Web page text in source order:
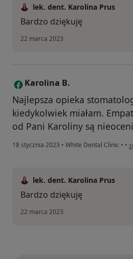
lek. dent. Karolina Prus
Bardzo dziękuję
22 marca 2023
K Karolina B.
Najlepsza opieka
kiedykolwiek miałam.
od Pani Karoliny są
18 stycznia 2023 • White Dental Clinic • •
lek. dent. Karolina Prus
Bardzo dziękuję
22 marca 2023